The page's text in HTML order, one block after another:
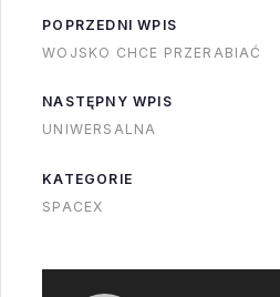
misja…
POPRZEDNI WPIS
WOJSKO CHCE PRZERABIAĆ
NASTĘPNY WPIS
UNIWERSALNA
KATEGORIE
SPACEX